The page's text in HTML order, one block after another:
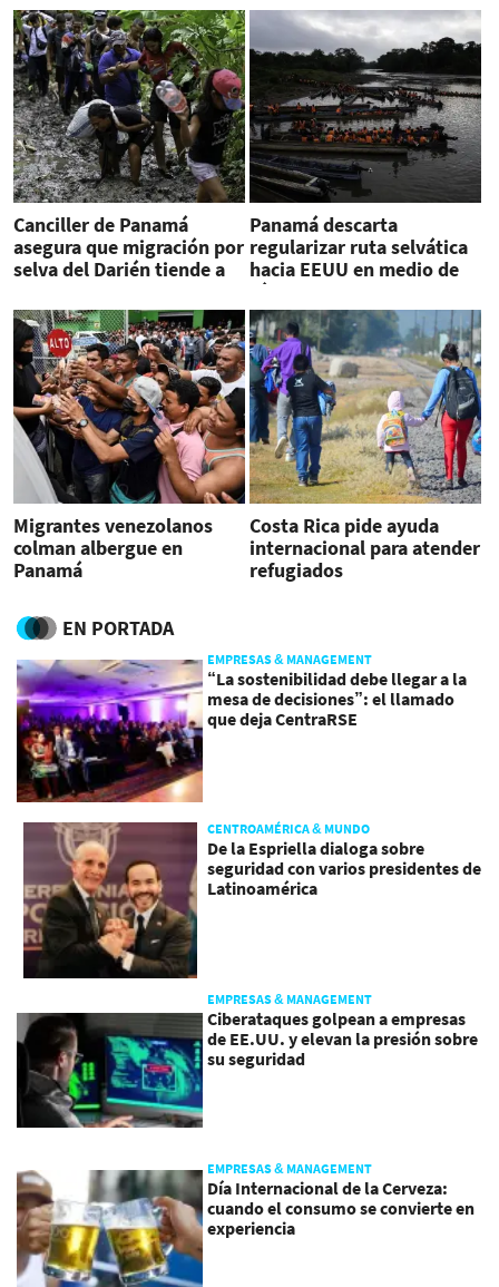
Canciller de Panamá
asegura que migración por
selva del Darién tiende a
Panamá descarta
regularizar ruta selvática
hacia EEUU en medio de
récord de migrantes
Migrantes venezolanos
colman albergue en
Panamá
Costa Rica pide ayuda
internacional para atender
refugiados
EN PORTADA
EMPRESAS & MANAGEMENT
“La sostenibilidad debe llegar a la
mesa de decisiones”: el llamado
que deja CentraRSE
CENTROAMÉRICA & MUNDO
De la Espriella dialoga sobre
seguridad con varios presidentes de
Latinoamérica
EMPRESAS & MANAGEMENT
Ciberataques golpean a empresas
de EE.UU. y elevan la presión sobre
su seguridad
EMPRESAS & MANAGEMENT
Día Internacional de la Cerveza:
cuando el consumo se convierte en
experiencia